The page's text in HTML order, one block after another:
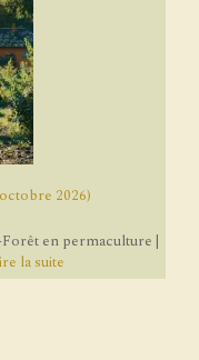
2026)
en permaculture |
la suite